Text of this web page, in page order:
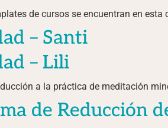
de cursos se encuentran en esta
– Santi
– Lili
a la práctica de meditación
de Reducción